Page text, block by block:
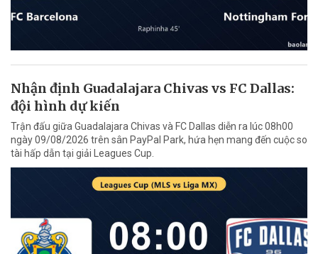
Nhận định Guadalajara Chivas vs FC Dallas:
đội hình dự kiến
Trận đấu giữa Guadalajara Chivas và FC Dallas diễn ra lúc 08h00
ngày 09/08/2026 trên sân PayPal Park, hứa hẹn mang đến cuộc so
tài hấp dẫn tại giải Leagues Cup.